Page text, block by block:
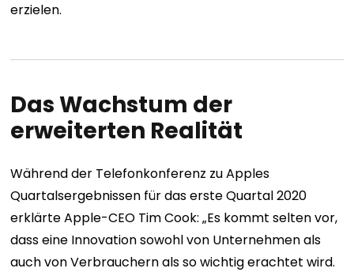
erzielen.
Das Wachstum der
erweiterten Realität
Während der Telefonkonferenz zu Apples
Quartalsergebnissen für das erste Quartal 2020
erklärte Apple-CEO Tim Cook: „Es kommt selten vor,
dass eine Innovation sowohl von Unternehmen als
auch von Verbrauchern als so wichtig erachtet wird.